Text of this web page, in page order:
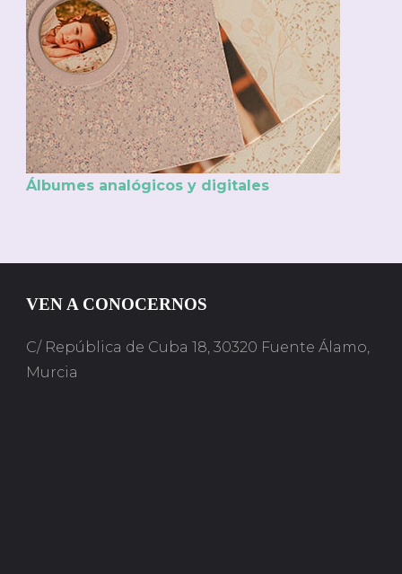
Álbumes analógicos y digitales
VEN A CONOCERNOS
C/ República de Cuba 18, 30320 Fuente Álamo,
Murcia